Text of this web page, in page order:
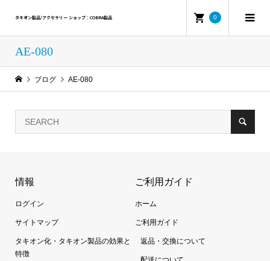
タキオン製品/アクセサリー ショップ：COBRA製品 0
AE-080
ブログ AE-080
情報
ログイン
サイトマップ
タキオン化・タキオン製品の効果と
特徴
ご利用ガイド
ホーム
ご利用ガイド
返品・交換について